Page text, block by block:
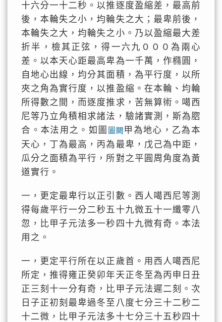
十六分一十二秒。以推逐度盈縮差，最高前
後，本輪失之小，均輪失之大；最卑前後，
本輪失之大，均輪失之小。乃以盈縮最大差
折半，檢其正弦，得一六九０００為兩心
差。以本天心距最高卑為一千萬，作橢圓，
自地心出線，均分其面積，為平行度，以所
夾之角為實行度，以推盈縮。在本輪、均輪
所得數之間，而逐度推求，苦無算術。噶西
尼等乃立角積相求諸法，驗諸實測，斯為脗
合。本法用之。如圖 圖闕 甲為地心，乙為本
天心，丁為最高，丙為最卑，戊己為中距，
瓜分之面積為平行，所對之平圓周角度為黃
道實行。
一，更定最卑行以正引數。西人噶西尼等測
得每歲平行一分二秒五十九微五十一纖零八
忽，比甲子元法多一秒四十九微有奇。本法
用之。
一，更定平行所在以正歲首。用西人噶西尼
所定，推得雍正癸卯年天正冬至為丙申日丑
正三刻十一分有奇，比甲子元法遲二刻。次
日子正初刻最卑過冬至八度七分三十二秒二
十二微，比甲子元法多十七分三十五秒四十